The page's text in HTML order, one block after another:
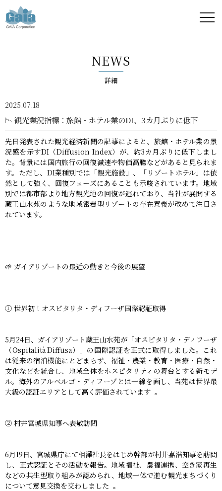
ア -
GAIA
Corporation
-
NEWS
詳細
2025.07.18
📉 観光業況指標：旅館・ホテル業のDI、3カ月ぶりに低下
先日発表された観光経済新聞の記事によると、旅館・ホテル業の景
況感を示すDI（Diffusion Index）が、約3カ月ぶりに低下しまし
た。背景には国内旅行の回復減速や物価高騰などがあると見られま
す。ただし、DI業種別では「観光施設」、「リゾートホテル」は依
然として強く、回復フェーズにあることも示唆されています。地域
別では都市部より地方観光地の回復が遅れており、当社が展開する
蔵王山水苑のような地域密着型リゾートの存在意義が改めて注目さ
れています。
🌱 ガイアリゾートの最近の動きと今後の展望
① 世界初！オスピタリタ・ディフーザ国際認証取得
5月24日、ガイアリゾート蔵王山水苑が「オスピタリタ・ディフーザ
（Ospitalità Diffusa）」の国際認証を正式に取得しました。これ
は従来の宿泊機能にとどまらず、福祉・農業・教育・医療・自然・
文化などを統合し、地域全体をホスピタリティの舞台とする新モデ
ル。海外のアルベルゴ・ディフーゾとは一線を画し、当苑は世界最
大級の認証エリアとして高く評価されています 。
② 村井宮城県知事へ表敬訪問
6月19日、宮城県庁にて相澤社長をはじめ幹部が村井嘉浩知事を訪問
し、正式認証とその活動を報告。地域福祉、農福連携、空き家再生
などの共生型取り組みが認められ、地域一体で進む観光まちづくり
について意見交換を交わしました 。